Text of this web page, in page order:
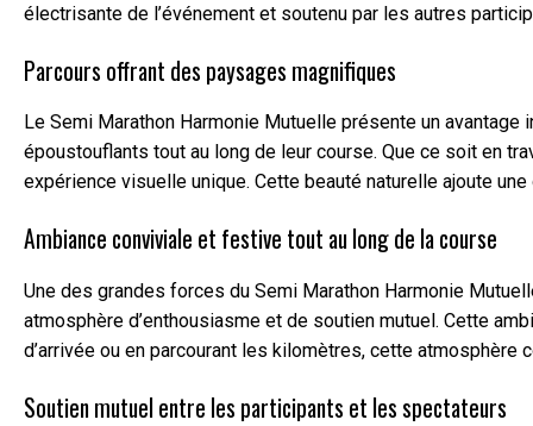
électrisante de l’événement et soutenu par les autres
Parcours offrant des paysages magnifiques
Le Semi Marathon Harmonie Mutuelle présente un
époustouflants tout au long de leur course. Que ce soit en
expérience visuelle unique. Cette beauté naturelle ajoute
Ambiance conviviale et festive tout au long de la course
Une des grandes forces du Semi Marathon Harmonie
atmosphère d’enthousiasme et de soutien mutuel. Cette
d’arrivée ou en parcourant les kilomètres, cette
Soutien mutuel entre les participants et les spectateurs